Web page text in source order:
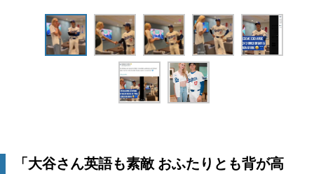
「大谷さん英語も素敵 おふたりとも背が高